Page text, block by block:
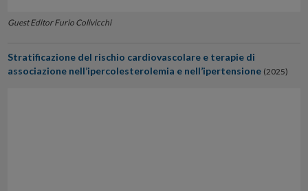
Guest Editor Furio Colivicchi
Stratificazione del rischio cardiovascolare e terapie di
associazione nell’ipercolesterolemia e nell’ipertensione (2025)